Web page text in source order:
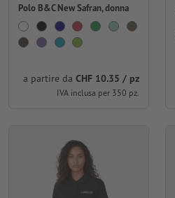
Polo B&C New Safran, donna
a partire da CHF 10.35 / pz
IVA inclusa per 350 pz.